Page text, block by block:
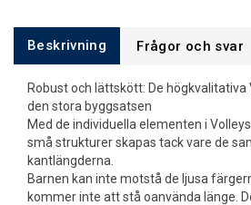
Beskrivning Frågor och svar
Robust och lättskött: De
den stora byggsatsen
Med de individuella elementen i
små strukturer skapas tack vare de
kantlängderna.
Barnen kan inte motstå de ljusa
kommer inte att stå oanvända länge.